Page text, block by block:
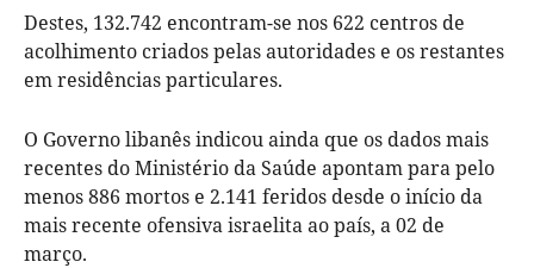
Destes, 132.742 encontram-se nos 622 centros de
acolhimento criados pelas autoridades e os restantes
em residências particulares.
O Governo libanês indicou ainda que os dados mais
recentes do Ministério da Saúde apontam para pelo
menos 886 mortos e 2.141 feridos desde o início da
mais recente ofensiva israelita ao país, a 02 de
março.